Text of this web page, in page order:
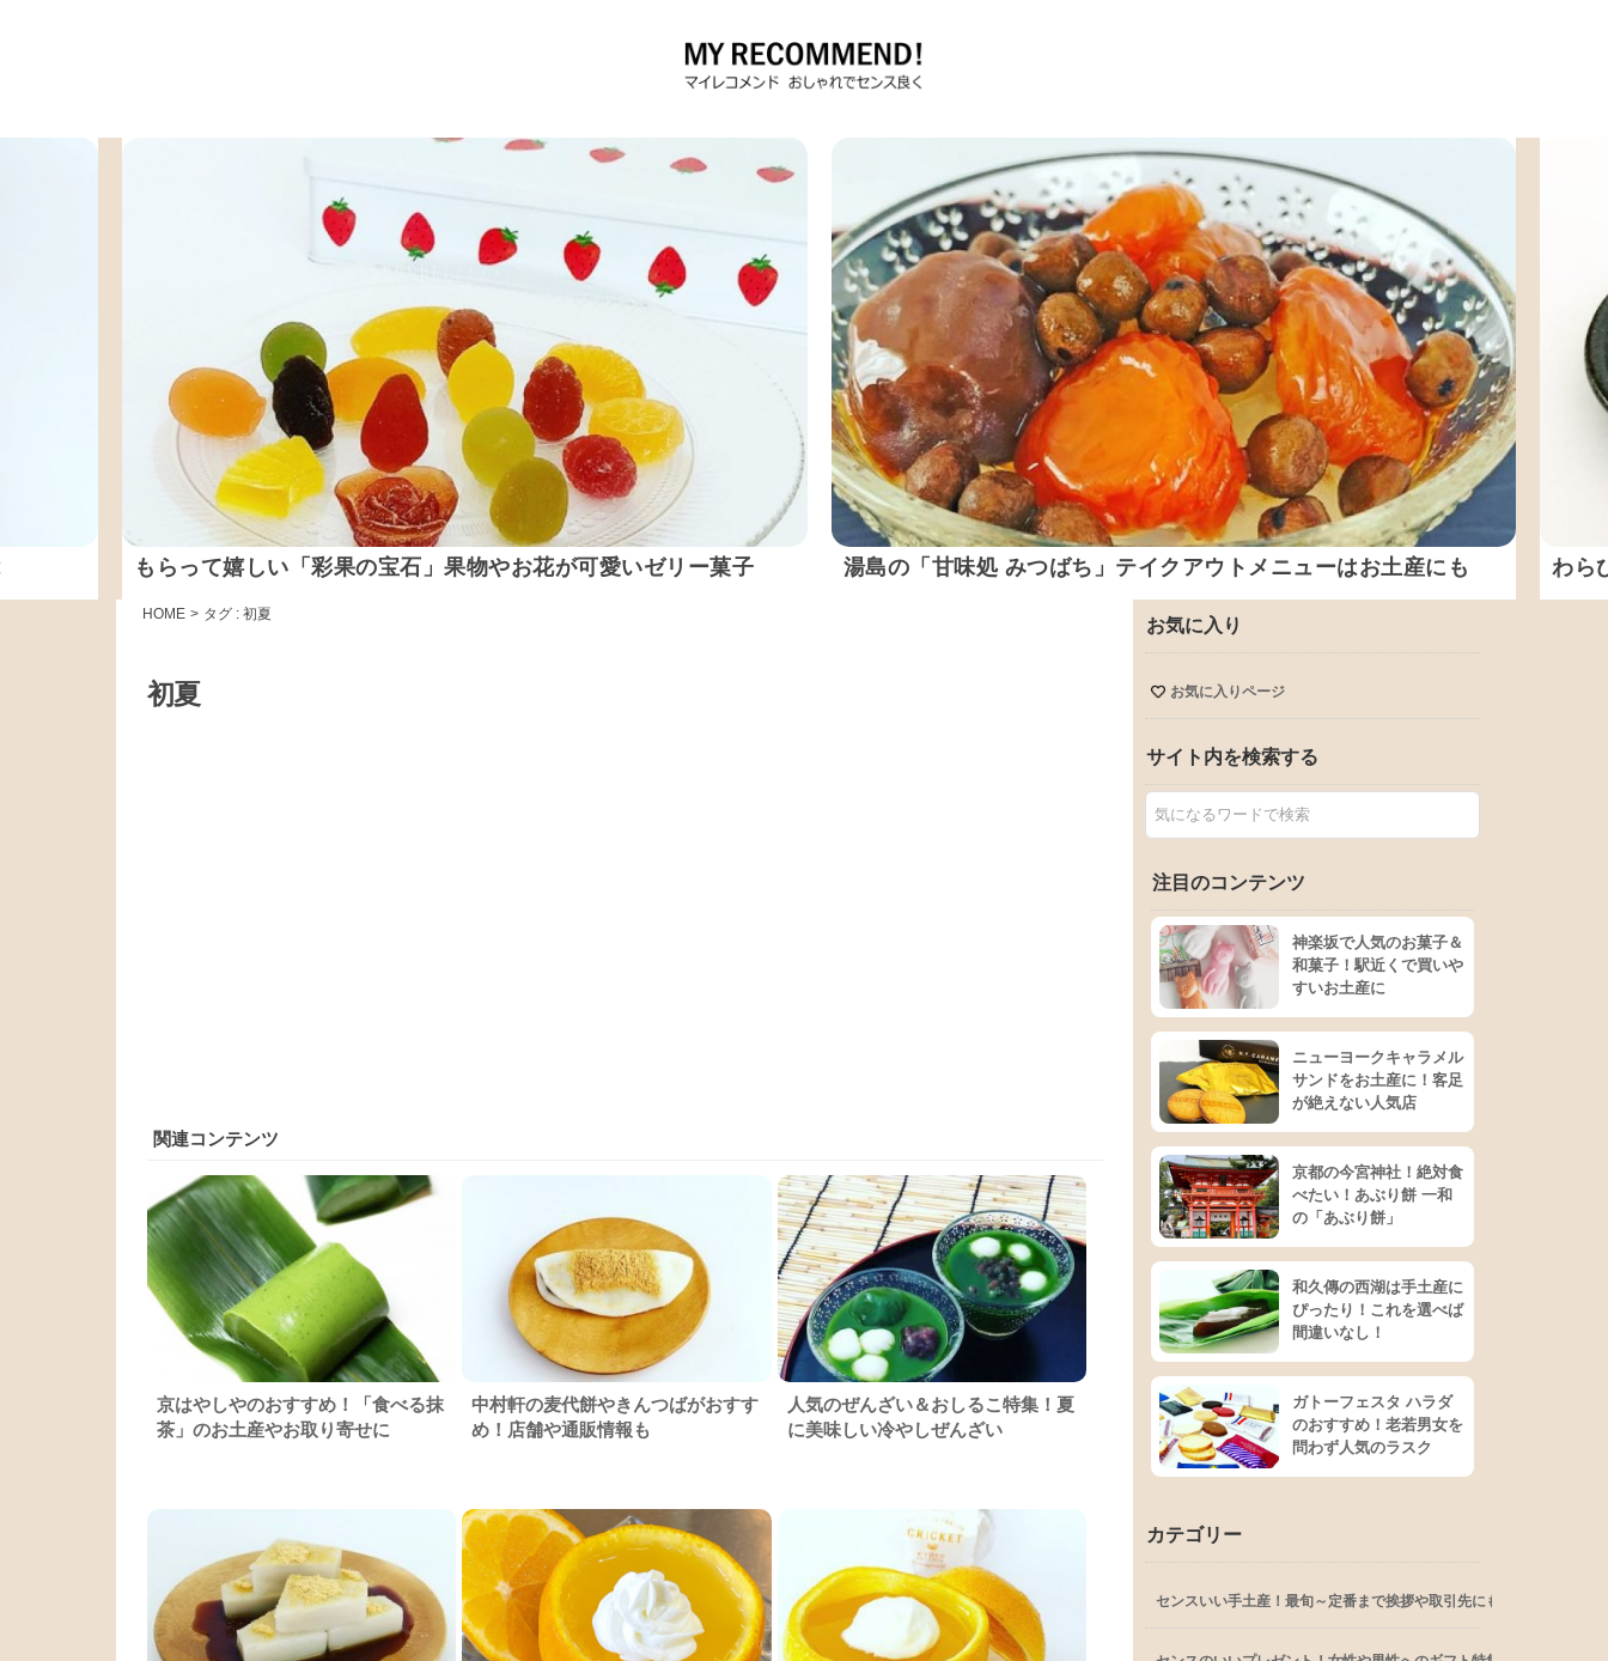
もらって嬉しい「彩果の宝石」果物やお花が可愛いゼリー菓子 湯島の「甘味処 みつばち」テイクアウトメニューはお土産にも わら
HOME > タグ : 初夏
初夏
関連コンテンツ
京はやしやのおすすめ！「食べる抹
茶」のお土産やお取り寄せに
中村軒の麦代餅やきんつばがおすす
め！店舗や通販情報も
人気のぜんざい＆おしるこ特集！夏
に美味しい冷やしぜんざい
お気に入り
お気に入りページ
サイト内を検索する
注目のコンテンツ
神楽坂で人気のお菓子＆
和菓子！駅近くで買いや
すいお土産に
ニューヨークキャラメル
サンドをお土産に！客足
が絶えない人気店
京都の今宮神社！絶対食
べたい！あぶり餅 一和
の「あぶり餅」
和久傳の西湖は手土産に
ぴったり！これを選べば
間違いなし！
ガトーフェスタ ハラダ
のおすすめ！老若男女を
問わず人気のラスク
カテゴリー
センスいい手土産！最旬～定番まで挨拶や取引先にも